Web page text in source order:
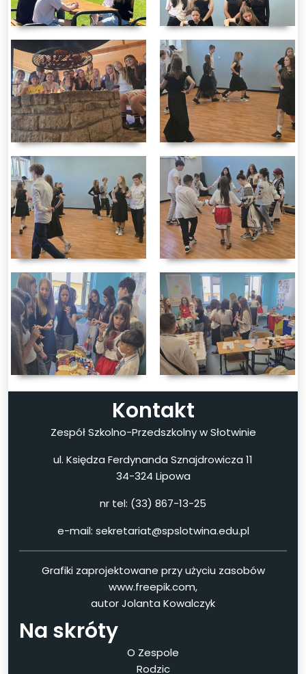
Kontakt
Zespół Szkolno-Przedszkolny w Słotwinie
ul. Księdza Ferdynanda Sznajdrowicza 11
34-324 Lipowa
nr tel: (33) 867-13-25
e-mail: sekretariat@spslotwina.edu.pl
Grafiki zaprojektowane przy użyciu zasobów
www.freepik.com,
autor Jolanta Kowalczyk
Na skróty
O Zespole
Rodzic